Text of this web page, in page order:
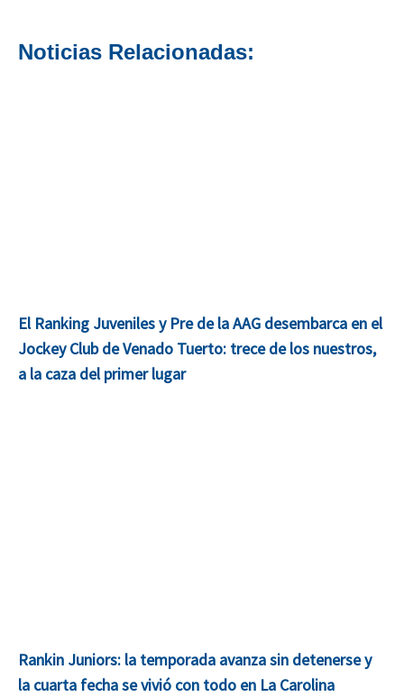
Noticias Relacionadas:
El Ranking Juveniles y Pre de la AAG desembarca en el
Jockey Club de Venado Tuerto: trece de los nuestros,
a la caza del primer lugar
Rankin Juniors: la temporada avanza sin detenerse y
la cuarta fecha se vivió con todo en La Carolina